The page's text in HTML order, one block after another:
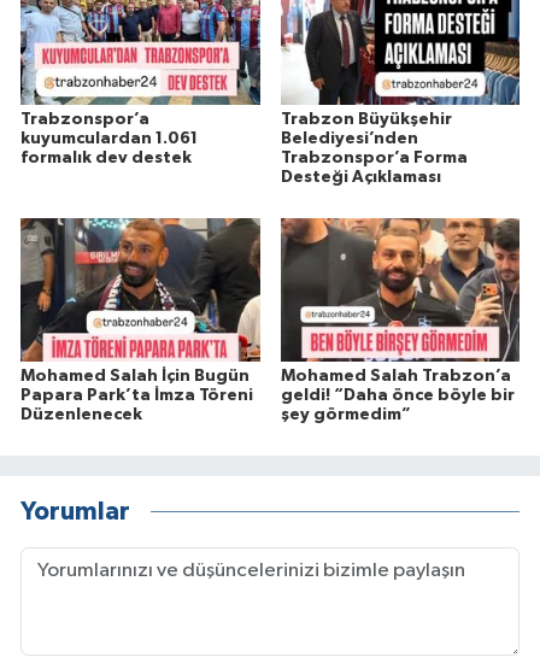
Trabzonspor’a
kuyumculardan 1.061
formalık dev destek
Trabzon Büyükşehir
Belediyesi’nden
Trabzonspor’a Forma
Desteği Açıklaması
Mohamed Salah İçin Bugün
Papara Park’ta İmza Töreni
Düzenlenecek
Mohamed Salah Trabzon’a
geldi! “Daha önce böyle bir
şey görmedim”
Yorumlar